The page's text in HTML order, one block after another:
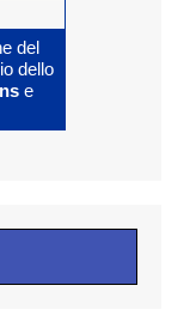
del
dello
e